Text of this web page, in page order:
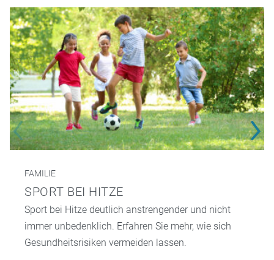
FAMILIE
SPORT BEI HITZE
Sport bei Hitze deutlich anstrengender und nicht
immer unbedenklich. Erfahren Sie mehr, wie sich
Gesundheitsrisiken vermeiden lassen.